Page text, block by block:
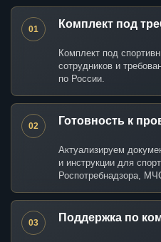
01 Комплект под
Комплект под
сотрудников и
по России.
02 Готовность к
Актуализируем
и инструкции для
Роспотребнадзора,
03 Поддержка по